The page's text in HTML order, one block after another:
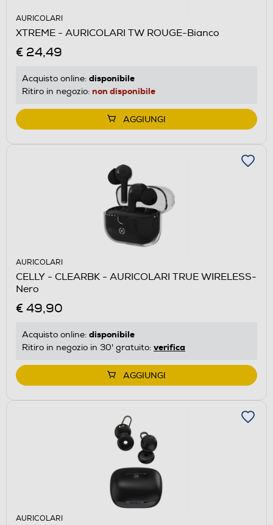
AURICOLARI
XTREME - AURICOLARI TW ROUGE-Bianco
€ 24,49
Acquisto online: disponibile
Ritiro in negozio: non disponibile
AGGIUNGI
AURICOLARI
CELLY - CLEARBK - AURICOLARI TRUE WIRELESS-
Nero
€ 49,90
Acquisto online: disponibile
Ritiro in negozio in 30' gratuito: verifica
AGGIUNGI
AURICOLARI